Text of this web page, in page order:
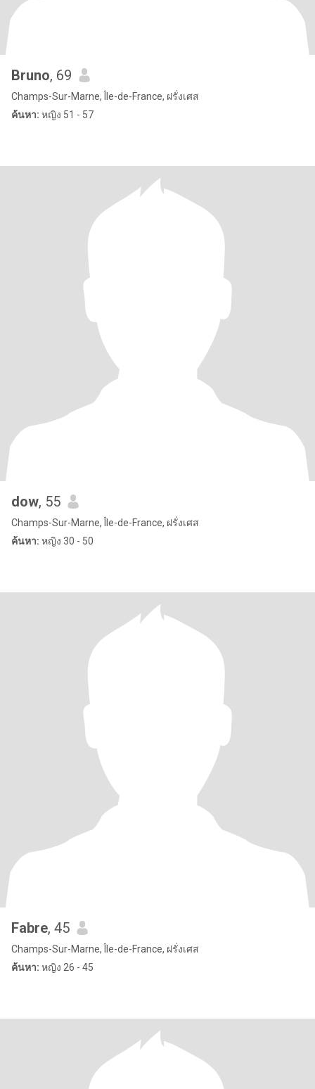
Bruno, 69
Champs-Sur-Marne, Île-de-France, ฝรั่งเศส
ค้นหา: หญิง 51 - 57
dow, 55
Champs-Sur-Marne, Île-de-France, ฝรั่งเศส
ค้นหา: หญิง 30 - 50
Fabre, 45
Champs-Sur-Marne, Île-de-France, ฝรั่งเศส
ค้นหา: หญิง 26 - 45